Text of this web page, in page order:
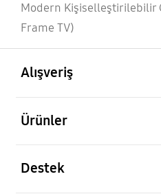
Modern Kişiselleştirilebilir
Frame TV)
Alışveriş
Ürünler
Destek